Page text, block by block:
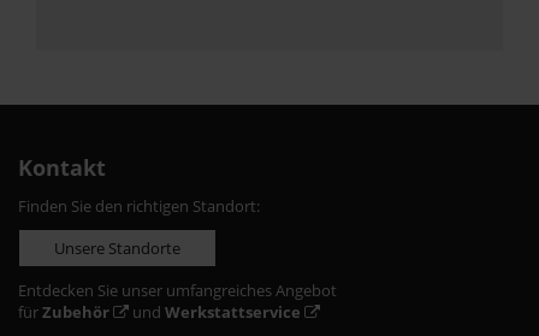
Kontakt
Finden Sie den richtigen Standort:
Unsere Standorte
Entdecken Sie unser umfangreiches Angebot
fürZubehör und Werkstattservice